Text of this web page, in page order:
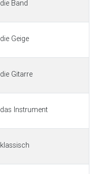
die Band
die Geige
die Gitarre
das Instrument
klassisch